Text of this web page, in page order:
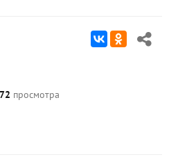
просмотра